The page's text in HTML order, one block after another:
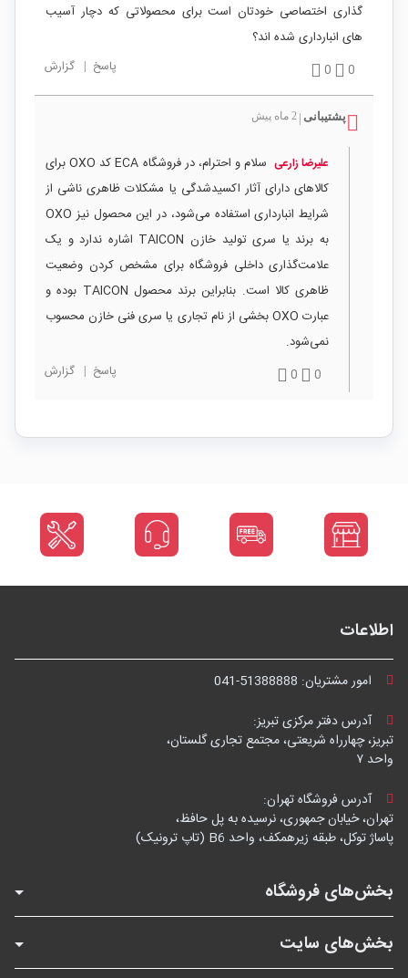
گذاری اختصاصی خودتان است برای محصولاتی که دچار آسیب
های انبارداری شده اند؟
0
0 پاسخ | گزارش
پشتیبانی 2 ماه پیش
علیرضا زارعی
سلام و احترام، در فروشگاه ECA کد OXO برای
کالاهای دارای آثار اکسیدشدگی یا مشکلات ظاهری ناشی از
شرایط انبارداری استفاده می‌شود، در این محصول نیز OXO
به برند یا سری تولید خازن TAICON اشاره ندارد و یک
علامت‌گذاری داخلی فروشگاه برای مشخص کردن وضعیت
ظاهری کالا است. بنابراین برند محصول TAICON بوده و
عبارت OXO بخشی از نام تجاری یا سری فنی خازن محسوب
نمی‌شود.
0
0 پاسخ | گزارش
اطلاعات
امور مشتریان: 041-51388888
آدرس دفتر مرکزی تبریز:
تبریز، چهارراه شریعتی، مجتمع تجاری گلستان،
واحد ۷
آدرس فروشگاه تهران:
تهران، خیابان جمهوری، نرسیده به پل حافظ،
پاساژ توکل، طبقه زیرهمکف، واحد B6 (تاپ ترونیک)
بخش‌های فروشگاه
بخش‌های سایت